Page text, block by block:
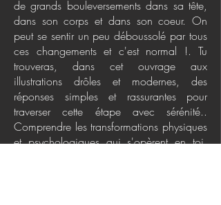
de grands bouleversements dans sa tête,
dans son corps et dans son coeur. On
peut se sentir un peu déboussolé par tous
ces changements et c'est normal !. Tu
trouveras, dans cet ouvrage aux
illustrations drôles et modernes, des
réponses simples et rassurantes pour
traverser cette étape avec sérénité..
Comprendre les transformations physiques
et psychologiques qui s'opèrent en toi,